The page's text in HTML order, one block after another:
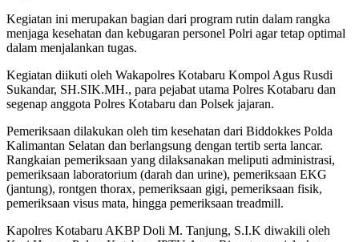
Kegiatan ini merupakan bagian dari program rutin dalam rangka
menjaga kesehatan dan kebugaran personel Polri agar tetap optimal
dalam menjalankan tugas.
Kegiatan diikuti oleh Wakapolres Kotabaru Kompol Agus Rusdi
Sukandar, SH.SIK.MH., para pejabat utama Polres Kotabaru dan
segenap anggota Polres Kotabaru dan Polsek jajaran.
Pemeriksaan dilakukan oleh tim kesehatan dari Biddokkes Polda
Kalimantan Selatan dan berlangsung dengan tertib serta lancar.
Rangkaian pemeriksaan yang dilaksanakan meliputi administrasi,
pemeriksaan laboratorium (darah dan urine), pemeriksaan EKG
(jantung), rontgen thorax, pemeriksaan gigi, pemeriksaan fisik,
pemeriksaan visus mata, hingga pemeriksaan treadmill.
Kapolres Kotabaru AKBP Doli M. Tanjung, S.I.K diwakili oleh